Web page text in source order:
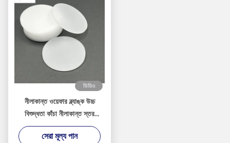
ভিডিও
নীলাকান্ত ওয়েফার ব্ল্যাঙ্ক উচ্চ
বিশুদ্ধতা কাঁচা নীলাকান্ত স্তর
প্রক্রিয়াকরণের জন্য
সেরা মূল্য পান